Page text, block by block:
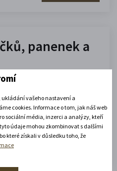
panenek a
8. 2026)vašeho nastavení a
cookies. Informace o tom, jak náš web
sociální média, inzerci a analýzy, kteří
údaje mohou zkombinovat s dalšími
které získali v důsledku toho, že